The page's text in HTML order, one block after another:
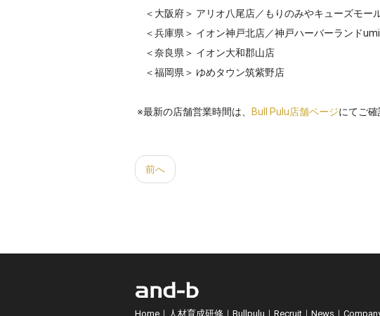
＜大阪府＞ アリオ八尾店／ もりのみやキューズモー
＜兵庫県＞ イオン神戸北店／神戸ハーバーランド
＜奈良県＞ イオン大和郡山店
＜福岡県＞ ゆめタウン筑紫野店
※最新の店舗営業時間は、 Bull Pulu店舗ページにてご確
前へ
Home ｜ 人材育成研修 ｜ Bullpulu ｜ Recruit ｜ News ｜